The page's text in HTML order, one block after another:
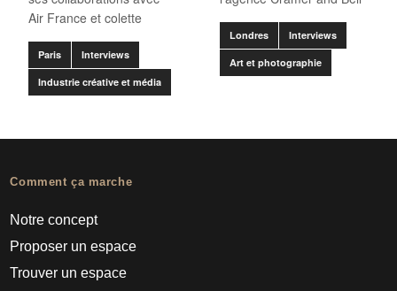
Air France et colette
Paris Interviews
Industrie créative et média
Londres Interviews
Art et photographie
Comment ça marche
Notre concept
Proposer un espace
Trouver un espace